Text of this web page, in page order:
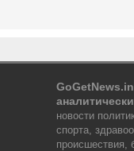
новости
спорта,
происшествия,